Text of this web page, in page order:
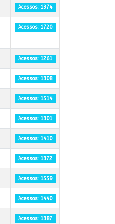
Acessos: 1374
Acessos: 1720
Acessos: 1261
Acessos: 1308
Acessos: 1514
Acessos: 1301
Acessos: 1410
Acessos: 1372
Acessos: 1559
Acessos: 1440
Acessos: 1387